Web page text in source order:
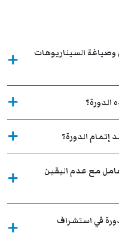
السيناريوهات
الدورة؟
إتمام الدورة؟
مع عدم اليقين
في استشراف